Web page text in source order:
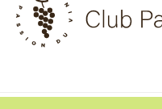
Skip
content